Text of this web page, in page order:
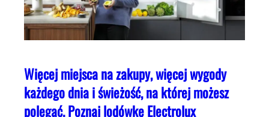
Więcej miejsca na zakupy, więcej wygody
każdego dnia i świeżość, na której możesz
polegać. Poznaj lodówkę Electrolux